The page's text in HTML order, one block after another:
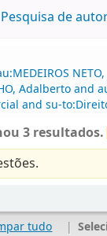
Pesquisa de
Adalberto and
and su-
3 resultados.
tudo |